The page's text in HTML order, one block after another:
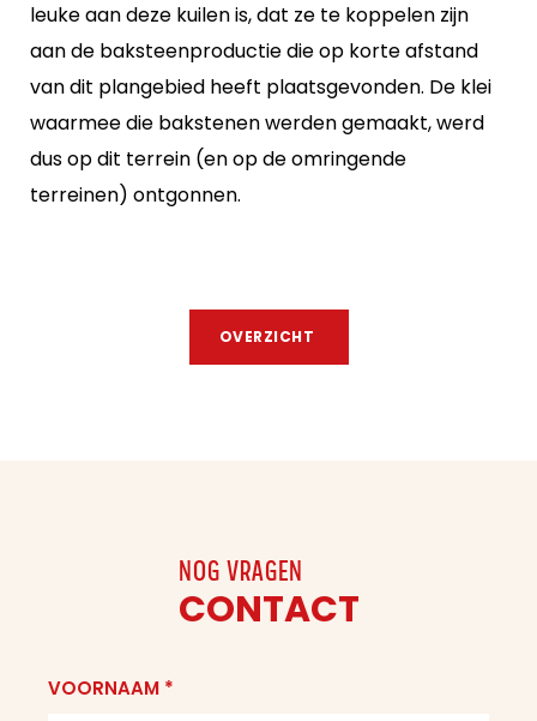
leuke aan deze kuilen is, dat ze te koppelen zijn
aan de baksteenproductie die op korte afstand
van dit plangebied heeft plaatsgevonden. De klei
waarmee die bakstenen werden gemaakt, werd
dus op dit terrein (en op de omringende
terreinen) ontgonnen.
OVERZICHT
NOG VRAGEN
CONTACT
VOORNAAM *